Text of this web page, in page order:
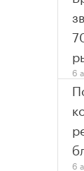
6
6